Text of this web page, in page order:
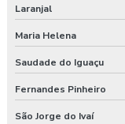
Laranjal
Maria Helena
Saudade do Iguaçu
Fernandes Pinheiro
São Jorge do Ivaí